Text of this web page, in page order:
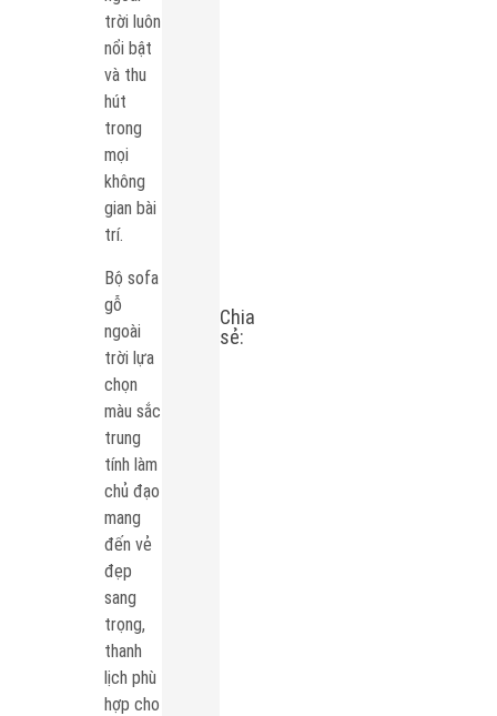
trời luôn
nổi bật
và thu
hút
trong
mọi
không
gian bài
trí.
Bộ sofa
gỗ
ngoài
trời lựa
chọn
màu sắc
trung
tính làm
chủ đạo
mang
đến vẻ
đẹp
sang
trọng,
thanh
lịch phù
hợp cho
Chia
sẻ: